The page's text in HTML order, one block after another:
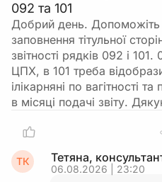
092 та 101
Добрий день. Допоможіть
заповнення тітульної
звітності рядків 092 і
ЦПХ, в 101 треба
ілікарняні по вагітності
в місяці подачі звіту.
ТК Тетяна,
06.08.2026 | 23:20